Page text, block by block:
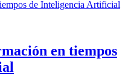
en tiempos